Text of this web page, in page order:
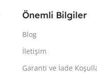
Önemli Bilgiler
Blog
İletişim
Garanti ve İade